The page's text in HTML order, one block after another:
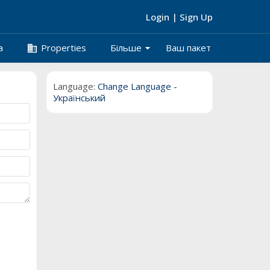
Login | Sign Up
business Properties arrow_drop_down
Більше Ваш пакет
Language: Change Language -
Український